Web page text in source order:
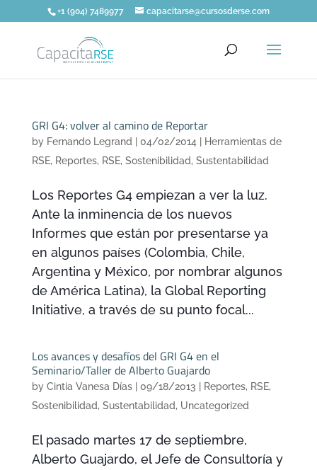
+1 (904) 7489977 capacitarse@cursosderse.com
GRI G4: volver al camino de Reportar
by Fernando Legrand 04/02/2014
Herramientas de
RSE, Reportes, RSE, Sostenibilidad, Sustentabilidad
Los Reportes G4 empiezan a ver la luz.
Ante la inminencia de los nuevos
Informes que están por presentarse ya
en algunos países (Colombia, Chile,
Argentina y México, por nombrar algunos
de América Latina), la Global Reporting
Initiative, a través de su punto focal...
Los avances y desafíos del GRI G4 en el
Seminario/Taller de Alberto Guajardo
by Cintia Vanesa Días| 09/18/2013 Reportes, RSE,
Sostenibilidad, Sustentabilidad, Uncategorized
El pasado martes 17 de septiembre,
Alberto Guajardo, el Jefe de Consultoría y